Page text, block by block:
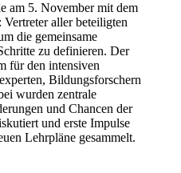
am 5. November mit dem
aller beteiligten
die gemeinsame
zu definieren. Der
für den intensiven
Bildungsforschern
wurden zentrale
und Chancen der
und erste Impulse
Lehrpläne gesammelt.